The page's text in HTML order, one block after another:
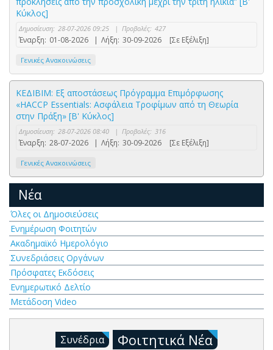
Κύκλος]
Δημοσίευση: 28-07-2026 09:25 | Προβολές: 427
Έναρξη: 01-08-2026 | Λήξη: 30-09-2026 [Σε Εξέλιξη]
Γενικές Ανακοινώσεις
ΚΕΔΙΒΙΜ: Εξ αποστάσεως Πρόγραμμα Επιμόρφωσης
«HACCP Essentials: Ασφάλεια Τροφίμων από τη Θεωρία
στην Πράξη» [Β' Κύκλος]
Δημοσίευση: 28-07-2026 08:40 | Προβολές: 316
Έναρξη: 28-07-2026 | Λήξη: 30-09-2026 [Σε Εξέλιξη]
Γενικές Ανακοινώσεις
Νέα
Όλες οι Δημοσιεύσεις
Ενημέρωση Φοιτητών
Ακαδημαϊκό Ημερολόγιο
Συνεδριάσεις Οργάνων
Πρόσφατες Εκδόσεις
Ενημερωτικό Δελτίο
Μετάδοση Video
Συνέδρια Φοιτητικά Νέα